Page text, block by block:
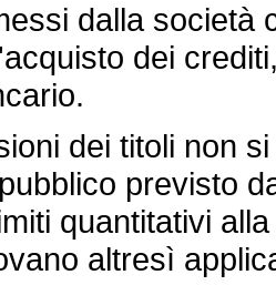
dalla società
dei
dei titoli non si
previsto
quantitativi
altresì